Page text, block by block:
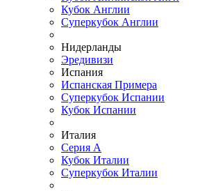
Кубок Англии
Суперкубок Англии
Нидерланды
Эредивизи
Испания
Испанская Примера
Суперкубок Испании
Кубок Испании
Италия
Серия А
Кубок Италии
Суперкубок Италии